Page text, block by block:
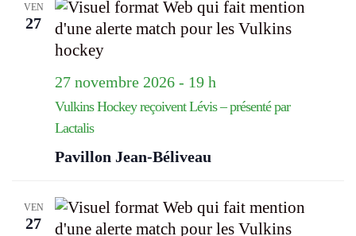
VEN
27
27 novembre 2026 - 19 h
Vulkins Hockey reçoivent Lévis – présenté par
Lactalis
Pavillon Jean-Béliveau
VEN
27